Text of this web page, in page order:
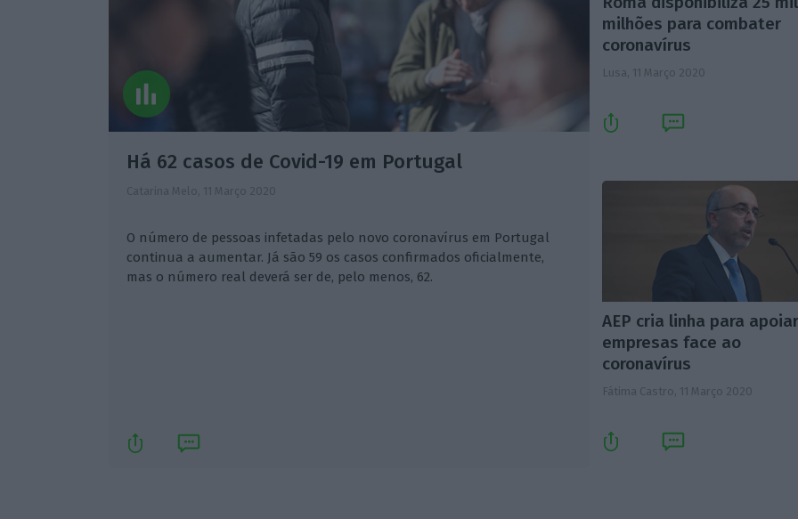
Há 62 casos de Covid-19 em Portugal
Catarina Melo, 11 Março 2020
O número de pessoas infetadas pelo novo coronavírus em Portugal
continua a aumentar. Já são 59 os casos confirmados oficialmente,
mas o número real deverá ser de, pelo menos, 62.
milhões para combater
coronavírus
Lusa, 11 Março 2020
AEP cria linha para
empresas face ao
coronavírus
Fátima Castro, 11 Março 2020